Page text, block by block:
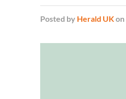
Posted by Herald UKon